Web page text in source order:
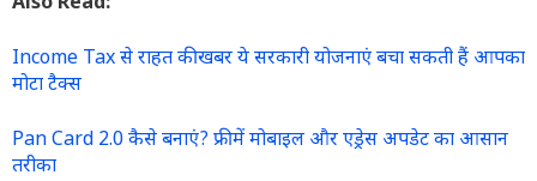
Income Tax से राहत की खबर ये सरकारी योजनाएं बचा सकती हैं आपका
मोटा टैक्स
Pan Card 2.0 कैसे बनाएं? फ्री में मोबाइल और एड्रेस अपडेट का आसान
तरीका